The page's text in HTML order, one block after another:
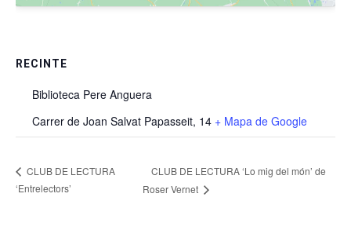
RECINTE
Biblioteca Pere Anguera
Carrer de Joan Salvat Papasseit, 14 + Mapa de Google
CLUB DE LECTURA
‘Entrelectors’
CLUB DE LECTURA ‘Lo mig del món’ de
Roser Vernet